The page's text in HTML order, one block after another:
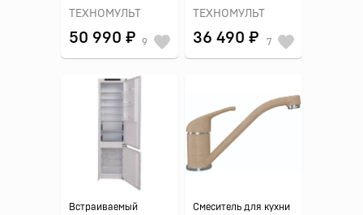
ТЕХНОМУЛЬТ
50 990 ₽ 9
ТЕХНОМУЛЬТ
36 490 ₽ 7
Встраиваемый
Смеситель для кухни